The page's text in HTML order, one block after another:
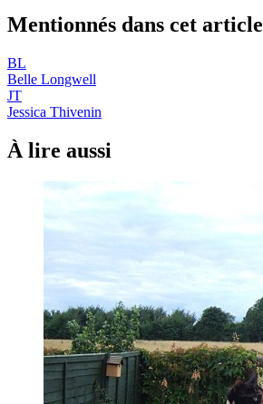
Mentionnés dans cet article
BL
Belle Longwell
JT
Jessica Thivenin
À lire aussi